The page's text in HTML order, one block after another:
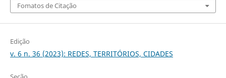
Fomatos de Citação
Edição
v. 6 n. 36 (2023): REDES, TERRITÓRIOS, CIDADES